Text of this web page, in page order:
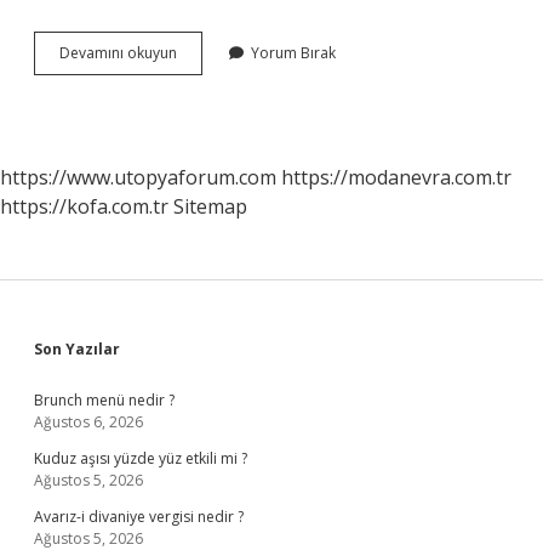
Devamını okuyun
Iletişimi
Yorum Bırak
https://www.utopyaforum.com https://modanevra.com.tr
https://kofa.com.trSitemap
Sidebar
Son Yazılar
Brunch menü nedir ?
Ağustos 6, 2026
Kuduz aşısı yüzde yüz etkili mi ?
Ağustos 5, 2026
Avarız-i divaniye vergisi nedir ?
Ağustos 5, 2026